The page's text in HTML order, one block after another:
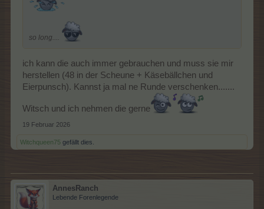
so long....
ich kann die auch immer gebrauchen und muss sie mir
herstellen (48 in der Scheune + Käsebällchen und
Eierpunsch). Kannst ja mal ne Runde verschenken.......
Witsch und ich nehmen die gerne
19 Februar 2026
Witchqueen75 gefällt dies.
AnnesRanch
Lebende Forenlegende